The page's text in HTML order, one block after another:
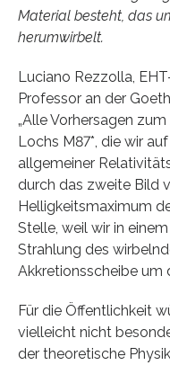
Material besteht, das
herumwirbelt.
Luciano Rezzolla,
Professor an der
„Alle Vorhersagen
Lochs M87*, die wir
allgemeiner
durch das zweite Bild
Helligkeitsmaximum
Stelle, weil wir in
Strahlung des
Akkretionsscheibe um
Für die Öffentlichkeit
vielleicht nicht
der theoretische